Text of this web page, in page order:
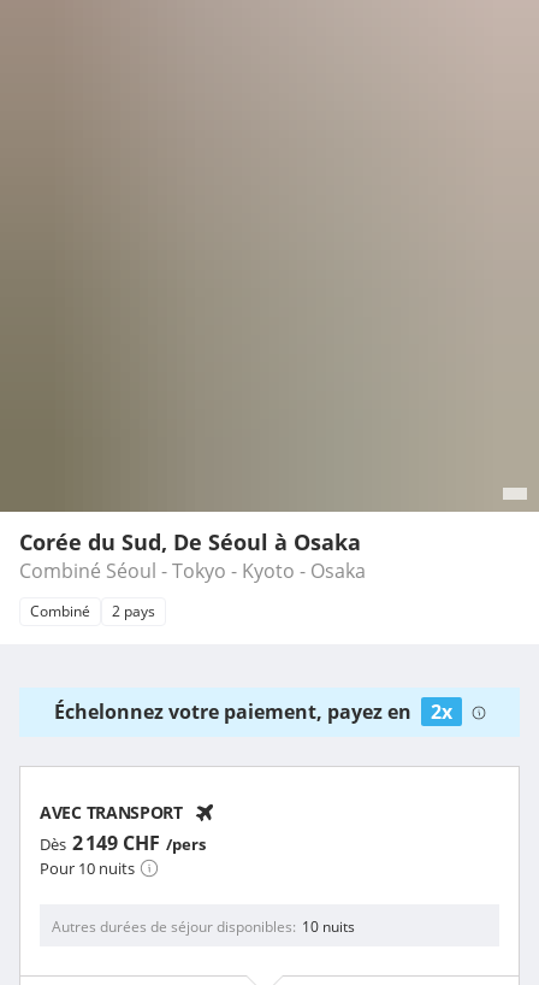
Corée du Sud, De Séoul à Osaka
Combiné Séoul - Tokyo - Kyoto - Osaka
Combiné 2 pays
Échelonnez votre paiement, payez en 2x
AVEC TRANSPORT
Dès 2 149 CHF /pers
Pour 10 nuits
Autres durées de séjour disponibles 10 nuits